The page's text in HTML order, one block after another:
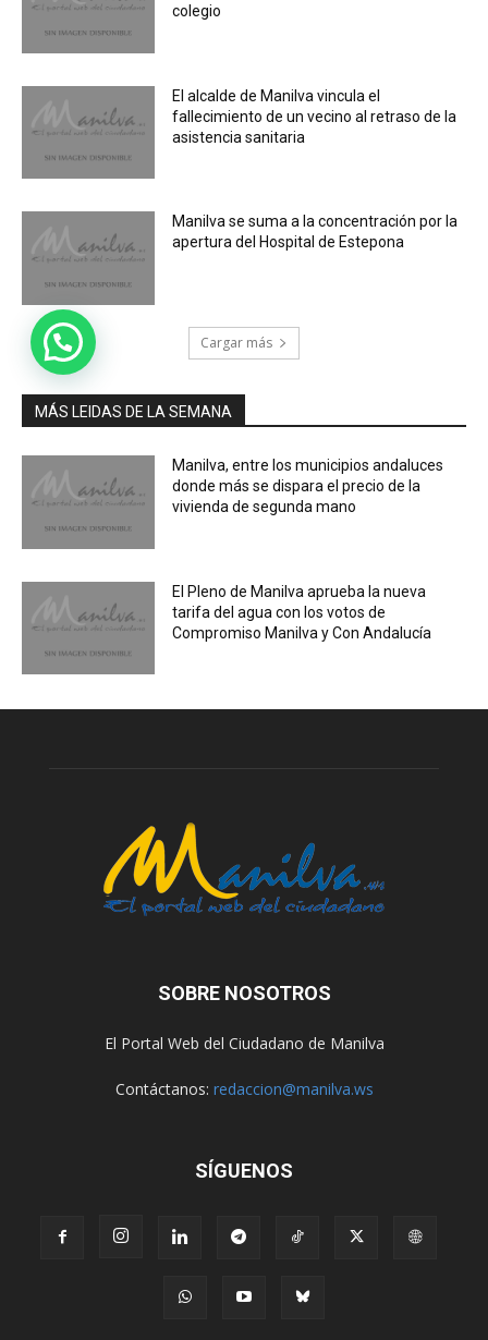
colegio
El alcalde de Manilva vincula el
fallecimiento de un vecino al retraso de la
asistencia sanitaria
Manilva se suma a la concentración por la
apertura del Hospital de Estepona
Cargar más
MÁS LEIDAS DE LA SEMANA
Manilva, entre los municipios andaluces
donde más se dispara el precio de la
vivienda de segunda mano
El Pleno de Manilva aprueba la nueva
tarifa del agua con los votos de
Compromiso Manilva y Con Andalucía
SOBRE NOSOTROS
El Portal Web del Ciudadano de Manilva
Contáctanos: redaccion@manilva.ws
SÍGUENOS